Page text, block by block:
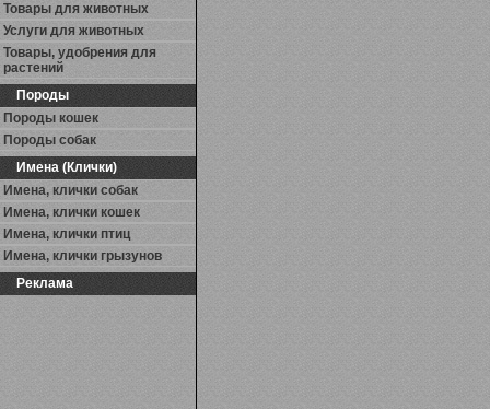
Товары для животных
Услуги для животных
Товары, удобрения для
растений
Породы
Породы кошек
Породы собак
Имена (Клички)
Имена, клички собак
Имена, клички кошек
Имена, клички птиц
Имена, клички грызунов
Реклама